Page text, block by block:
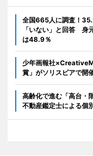
全国665人に調査！
「いない」と回答 身
は48.9％
少年画報社
賞」がソリスピアで開
高齢化で進む「高台・
不動産鑑定士による個